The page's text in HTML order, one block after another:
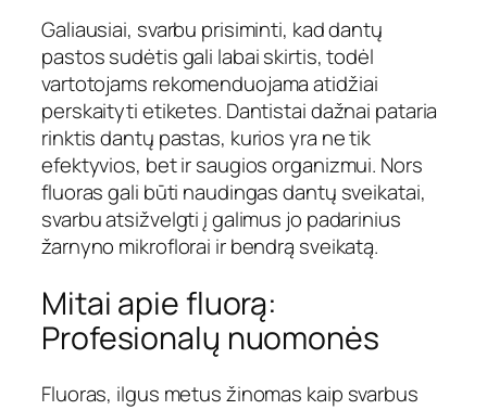
Galiausiai, svarbu prisiminti, kad dantų
pastos sudėtis gali labai skirtis, todėl
vartotojams rekomenduojama atidžiai
perskaityti etiketes. Dantistai dažnai pataria
rinktis dantų pastas, kurios yra ne tik
efektyvios, bet ir saugios organizmui. Nors
fluoras gali būti naudingas dantų sveikatai,
svarbu atsižvelgti į galimus jo padarinius
žarnyno mikroflorai ir bendrą sveikatą.
Mitai apie fluorą:
Profesionalų nuomonės
Fluoras, ilgus metus žinomas kaip svarbus